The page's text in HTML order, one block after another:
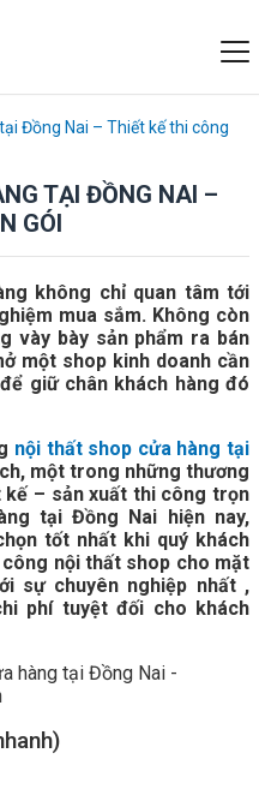
Đồng Nai – Thiết kế thi công
TẠI ĐỒNG NAI –
GÓI
không chỉ quan tâm tới
mua sắm. Không còn
vày bày sản phẩm ra bán
một shop kinh doanh cần
giữ chân khách hàng đó
nội thất shop cửa hàng tại
một trong những thương
– sản xuất thi công trọn
tại Đồng Nai hiện nay,
tốt nhất khi quý khách
nội thất shop cho mặt
sự chuyên nghiệp nhất ,
phí tuyệt đối cho khách